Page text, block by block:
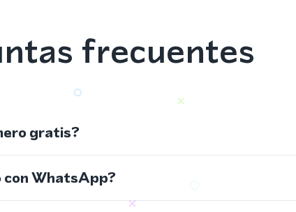
frecuentes
gratis?
con WhatsApp?